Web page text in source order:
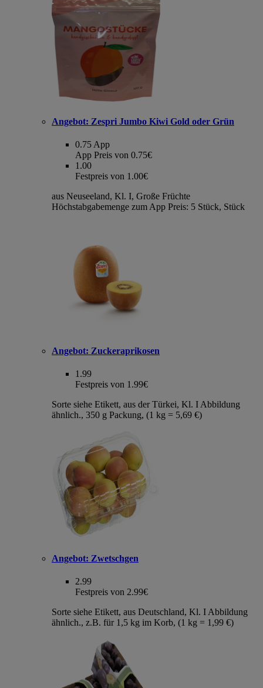
Angebot: Zespri Jumbo Kiwi Gold oder Grün
0.75 App
App Preis von 0.75€
1.00
Festpreis von 1.00€
aus Neuseeland, Kl. I, Große Früchte
Höchstabgabemenge zum App Preis: 5 Stück, Stück
Angebot: Zuckeraprikosen
1.99
Festpreis von 1.99€
Sorte siehe Etikett, aus der Türkei, Kl. I Abbildung
ähnlich., 350 g Packung, (1 kg = 5,69 €)
Angebot: Zwetschgen
2.99
Festpreis von 2.99€
Sorte siehe Etikett, aus Deutschland, Kl. I Abbildung
ähnlich., z.B. für 1,5 kg im Korb, (1 kg = 1,99 €)